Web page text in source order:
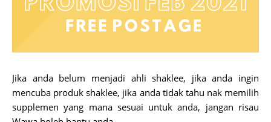
Jika anda belum menjadi ahli shaklee, jika anda ingin
mencuba produk shaklee, jika anda tidak tahu nak memilih
supplemen yang mana sesuai untuk anda, jangan risau